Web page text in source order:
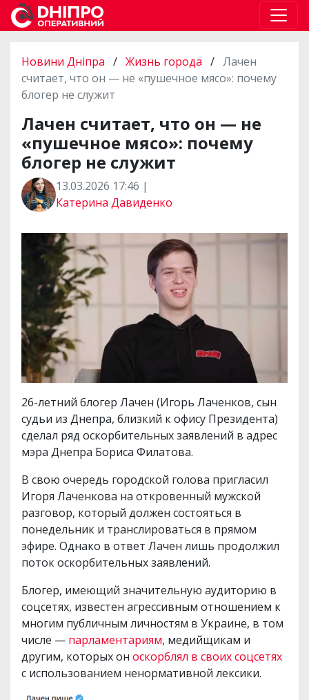
Новини Дніпра / Жизнь города / Лачен
считает, что он — не «пушечное мясо»: почему
блогер не служит
Лачен считает, что он — не
«пушечное мясо»: почему
блогер не служит
13.03.2026 17:46 |
Катерина Давиденко
26-летний блогер Лачен (Игорь Лаченков, сын
судьи из Днепра, близкий к офису Президента)
сделал ряд оскорбительных заявлений в адрес
мэра Днепра Бориса Филатова.
В свою очередь городской голова пригласил
Игоря Лаченкова на откровенный мужской
разговор, который должен состояться в
понедельник и транслироваться в прямом
эфире. Однако в ответ Лачен лишь продолжил
поток оскорбительных заявлений.
Блогер, имеющий значительную аудиторию в
соцсетях, известен агрессивным отношением к
многим публичным личностям в Украине, в том
числе — парламентариям, медийщикам и
другим, которых он оскорблял в своих соцсетях
с использованием ненормативной лексики.